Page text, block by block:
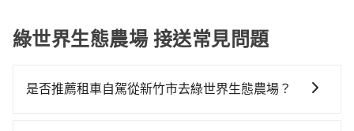
綠世界生態農場 接送常見問題
是否推薦租車自駕從新竹市去綠世界生態農場？